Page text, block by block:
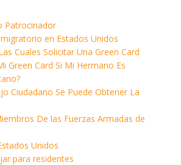
Patrocinador
en Estados Unidos
Cuales Solicitar Una Green Card
Green Card Si Mi Hermano Es
Ciudadano Se Puede Obtener La
De las Fuerzas Armadas de
Unidos
para residentes